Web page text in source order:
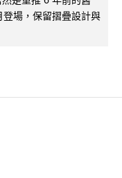
場，保留摺疊設計與